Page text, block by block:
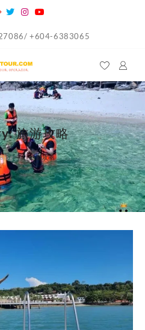
+604-6383065
旅游攻略
Blog 旅游攻略